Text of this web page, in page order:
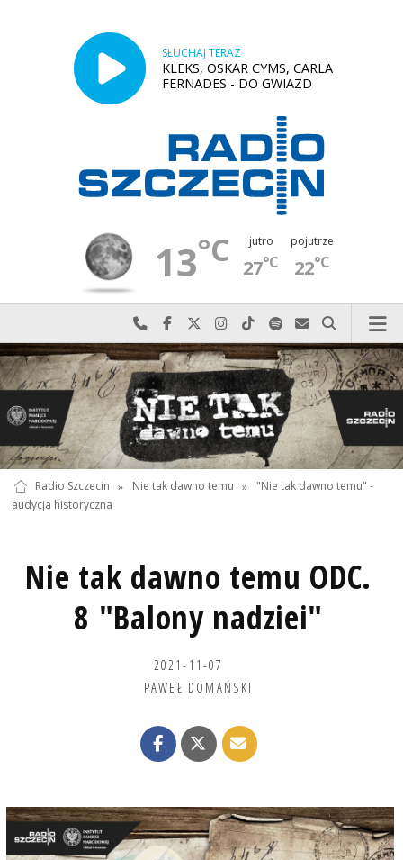
SŁUCHAJ TERAZ
KLEKS, OSKAR CYMS, CARLA
FERNADES - DO GWIAZD
13°C jutro
27°C
pojutrze
22°C
Najlepiej po prostu do nas zadzwoń
Odwiedź nas na Facebook-u
Odwiedź nas na X
Odwiedź nas na Instagram-ie
Odwiedź nas na TikTok-u
Szukaj nas na Spotify
Wyślij do nas
Szukaj
Radio Szczecin » Nie tak dawno temu »
"Nie tak dawno temu" -
audycja historyczna
Nie tak dawno temu ODC.
8 "Balony nadziei"
2021-11-07
PAWEŁ DOMAŃSKI